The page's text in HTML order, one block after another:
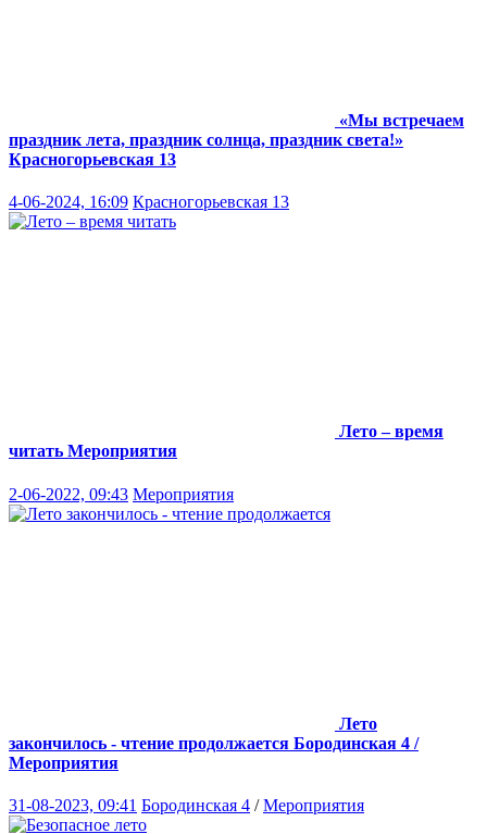
«Мы встречаем
праздник лета, праздник солнца, праздник света!»
Красногорьевская 13
4-06-2024, 16:09 Красногорьевская 13
Лето – время
читать Мероприятия
2-06-2022, 09:43 Мероприятия
Лето
закончилось - чтение продолжается Бородинская 4 /
Мероприятия
31-08-2023, 09:41 Бородинская 4 /Мероприятия